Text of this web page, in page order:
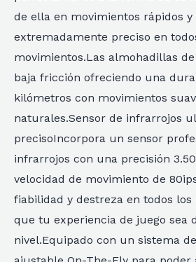
de ella en movimientos rápidos
extremadamente preciso en
movimientos.Las almohadillas
baja fricción ofreciendo una
kilómetros con movimientos
naturales.Sensor de infrarrojos
precisoIncorpora un sensor
infrarrojos con una precisión
velocidad de movimiento de
fiabilidad y destreza en todos
que tu experiencia de juego sea
nivel.Equipado con un sistema